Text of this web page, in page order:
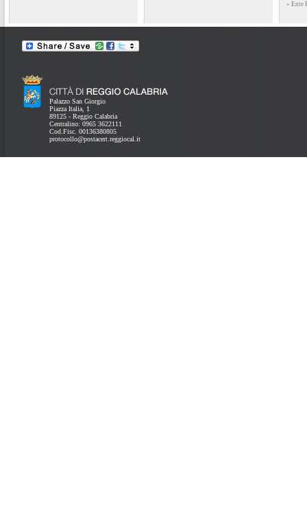
» Ente
Palazzo San Giorgio
Piazza Italia, 1
89125 - Reggio Calabria
Centralino: 0965 3622111
Cod.Fisc. 00136380805
protocollo@postacert.reggiocal.it